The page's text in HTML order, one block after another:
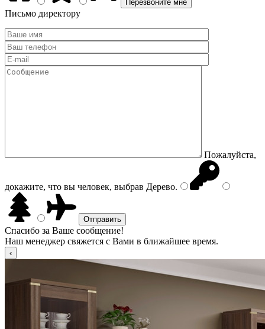
Письмо директору
Пожалуйста,
докажите, что вы человек, выбрав Дерево.
Спасибо за Ваше сообщение!
Наш менеджер свяжется с Вами в ближайшее время.